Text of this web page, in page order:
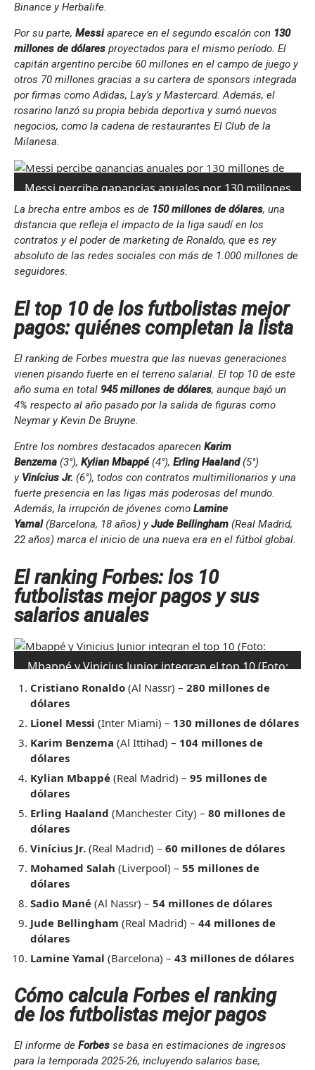
Binance y Herbalife.
Por su parte, Messiaparece en el segundo escalón con 130
millones de dólares proyectados para el mismo período. El
capitán argentino percibe 60 millones en el campo de juego y
otros 70 millones gracias a su cartera de sponsors integrada
por firmas como Adidas, Lay’s y Mastercard. Además, el
rosarino lanzó su propia bebida deportiva y sumó nuevos
negocios, como la cadena de restaurantes El Club de la
Milanesa.
Messi percibe ganancias anuales por 130 millones
de dólares (Foto: Reuters).
La brecha entre ambos es de 150 millones de dólares, una
distancia que refleja el impacto de la liga saudí en los
contratos y el poder de marketing de Ronaldo, que es rey
absoluto de las redes sociales con más de 1.000 millones de
seguidores.
El top 10 de los futbolistas mejor
pagos: quiénes completan la lista
El ranking de Forbes muestra que las nuevas generaciones
vienen pisando fuerte en el terreno salarial. El top 10 de este
año suma en total 945 millones de dólares, aunque bajó un
4% respecto al año pasado por la salida de figuras como
Neymar y Kevin De Bruyne.
Entre los nombres destacados aparecen Karim
Benzema (3°), Kylian Mbappé(4°), Erling Haaland(5°)
y Vinícius Jr. (6°), todos con contratos multimillonarios y una
fuerte presencia en las ligas más poderosas del mundo.
Además, la irrupción de jóvenes como Lamine
Yamal(Barcelona, 18 años) yJude Bellingham (Real Madrid,
22 años) marca el inicio de una nueva era en el fútbol global.
El ranking Forbes: los 10
futbolistas mejor pagos y sus
salarios anuales
Mbappé y Vinicius Junior integran el top 10 (Foto:
Cristiano Ronaldo(Al Nassr) – 280 millones de
dólares
Lionel Messi (Inter Miami) – 130 millones de dólares
Karim Benzema (Al Ittihad) – 104 millones de
dólares
Kylian Mbappé(Real Madrid) – 95 millones de
dólares
Erling Haaland (Manchester City) – 80 millones de
dólares
Vinícius Jr.(Real Madrid) – 60 millones de dólares
Mohamed Salah (Liverpool) – 55 millones de
dólares
Sadio Mané(Al Nassr) – 54 millones de dólares
Jude Bellingham (Real Madrid) – 44 millones de
dólares
Lamine Yamal (Barcelona) – 43 millones de dólares
Cómo calcula Forbes el ranking
de los futbolistas mejor pagos
El informe de Forbes se basa en estimaciones de ingresos
para la temporada 2025-26, incluyendo salarios base,